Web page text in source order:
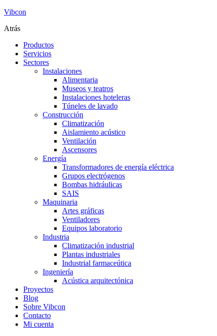
Vibcon
Atrás
Productos
Servicios
Sectores
Instalaciones
Alimentaria
Museos y teatros
Instalaciones hoteleras
Túneles de lavado
Construcción
Climatización
Aislamiento acústico
Ventilación
Ascensores
Energía
Transformadores de energía eléctrica
Grupos electrógenos
Bombas hidráulicas
SAIS
Maquinaria
Artes gráficas
Ventiladores
Equipos laboratorio
Industria
Climatización industrial
Plantas industriales
Industrial farmaceútica
Ingeniería
Acústica arquitectónica
Proyectos
Blog
Sobre Vibcon
Contacto
Mi cuenta